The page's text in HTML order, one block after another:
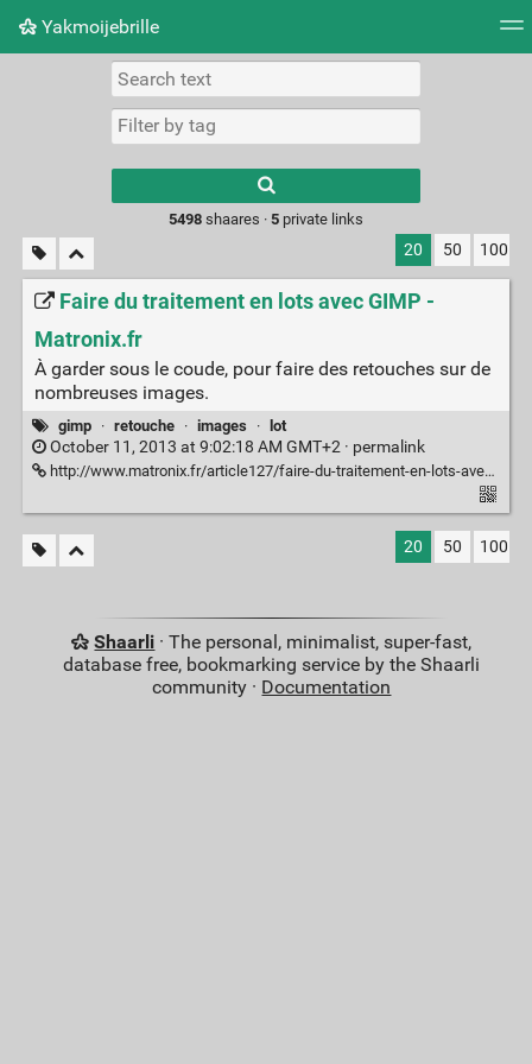
Yakmoijebrille
Picture wall
results.
5498shaares · 5private links
20 50 100
Faire du traitement en lots avec GIMP -
Matronix.fr
À garder sous le coude, pour faire des retouches sur de
nombreuses images.
gimp · retouche · images · lot
October 11, 2013 at 9:02:18 AM GMT+2 · permalink
http://www.matronix.fr/article127/faire-du-traitement-en-lots-avec-gimp
20 50 100
Shaarli · The personal, minimalist, super-fast,
database free, bookmarking service by the Shaarli
community · Documentation